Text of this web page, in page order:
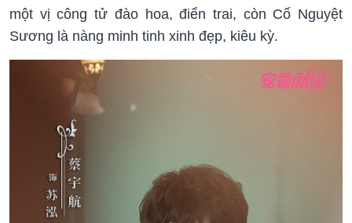
một vị công tử đào hoa, điển trai, còn Cố Nguyệt
Sương là nàng minh tinh xinh đẹp, kiêu kỳ.